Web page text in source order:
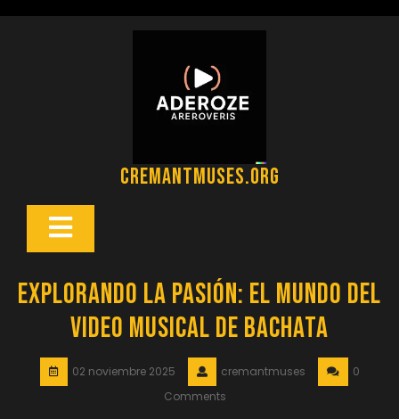
cremantmuses.org
Botón
Explorando la Pasión: El Mundo del
Video Musical de Bachata
02 noviembre 2025 cremantmuses
0
Comments